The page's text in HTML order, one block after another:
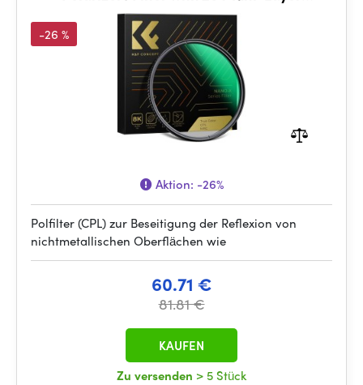
Coatings
-26 %
Aktion: -26%
Polfilter (CPL) zur Beseitigung der Reflexion von
nichtmetallischen Oberflächen wie
60.71 €
81.81 €
Zu versenden > 5 Stück
KAUFEN